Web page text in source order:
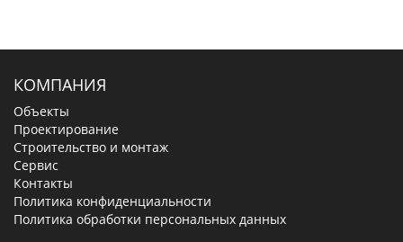
КОМПАНИЯ
Объекты
Проектирование
Строительство и монтаж
Сервис
Контакты
Политика конфиденциальности
Политика обработки персональных данных